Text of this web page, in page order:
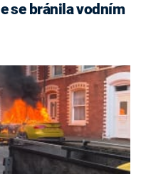
se bránila vodním